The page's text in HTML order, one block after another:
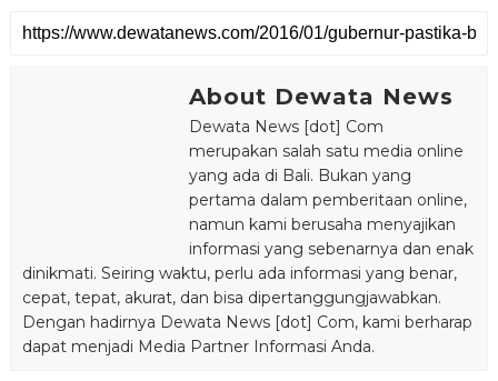
About Dewata News
Dewata News [dot] Com
merupakan salah satu media online
yang ada di Bali. Bukan yang
pertama dalam pemberitaan online,
namun kami berusaha menyajikan
informasi yang sebenarnya dan enak
dinikmati. Seiring waktu, perlu ada informasi yang benar,
cepat, tepat, akurat, dan bisa dipertanggungjawabkan.
Dengan hadirnya Dewata News [dot] Com, kami berharap
dapat menjadi Media Partner Informasi Anda.